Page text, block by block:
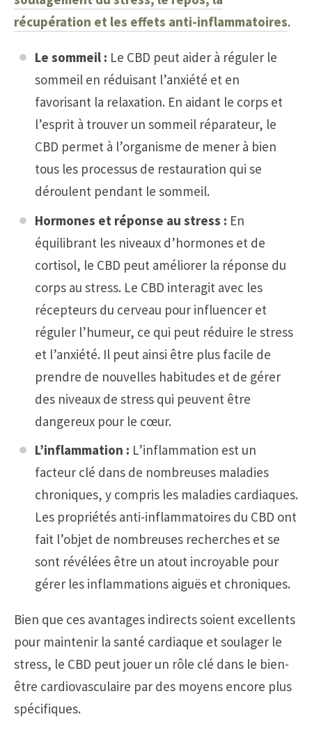
récupération et les effets anti-inflammatoires.
Le sommeil : Le CBD peut aider à réguler le
sommeil en réduisant l’anxiété et en
favorisant la relaxation. En aidant le corps et
l’esprit à trouver un sommeil réparateur, le
CBD permet à l’organisme de mener à bien
tous les processus de restauration qui se
déroulent pendant le sommeil.
Hormones et réponse au stress : En
équilibrant les niveaux d’hormones et de
cortisol, le CBD peut améliorer la réponse du
corps au stress. Le CBD interagit avec les
récepteurs du cerveau pour influencer et
réguler l’humeur, ce qui peut réduire le stress
et l’anxiété. Il peut ainsi être plus facile de
prendre de nouvelles habitudes et de gérer
des niveaux de stress qui peuvent être
dangereux pour le cœur.
L’inflammation : L’inflammation est un
facteur clé dans de nombreuses maladies
chroniques, y compris les maladies cardiaques.
Les propriétés anti-inflammatoires du CBD ont
fait l’objet de nombreuses recherches et se
sont révélées être un atout incroyable pour
gérer les inflammations aiguës et chroniques.
Bien que ces avantages indirects soient excellents
pour maintenir la santé cardiaque et soulager le
stress, le CBD peut jouer un rôle clé dans le bien-
être cardiovasculaire par des moyens encore plus
spécifiques.